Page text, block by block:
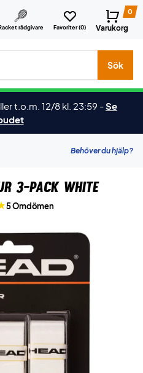
rådgivare Favoriter (0)
0
Varukorg
osv.
Sök
t.o.m. 12/8 kl. 23:59 -Se
Behöver du hjälp?
3-pack White
5 Omdömen